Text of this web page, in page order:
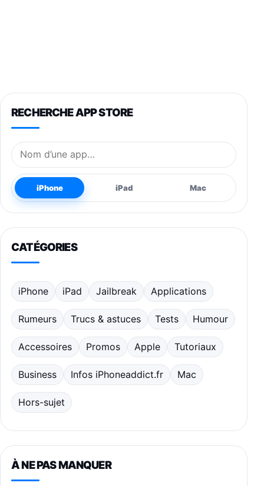
RECHERCHE APP STORE
Nom de l’application
iPhone iPad Mac
CATÉGORIES
iPhone iPad Jailbreak Applications
Rumeurs Trucs & astuces Tests Humour
Accessoires Promos Apple Tutoriaux
Business Infos iPhoneaddict.fr Mac
Hors-sujet
À NE PAS MANQUER